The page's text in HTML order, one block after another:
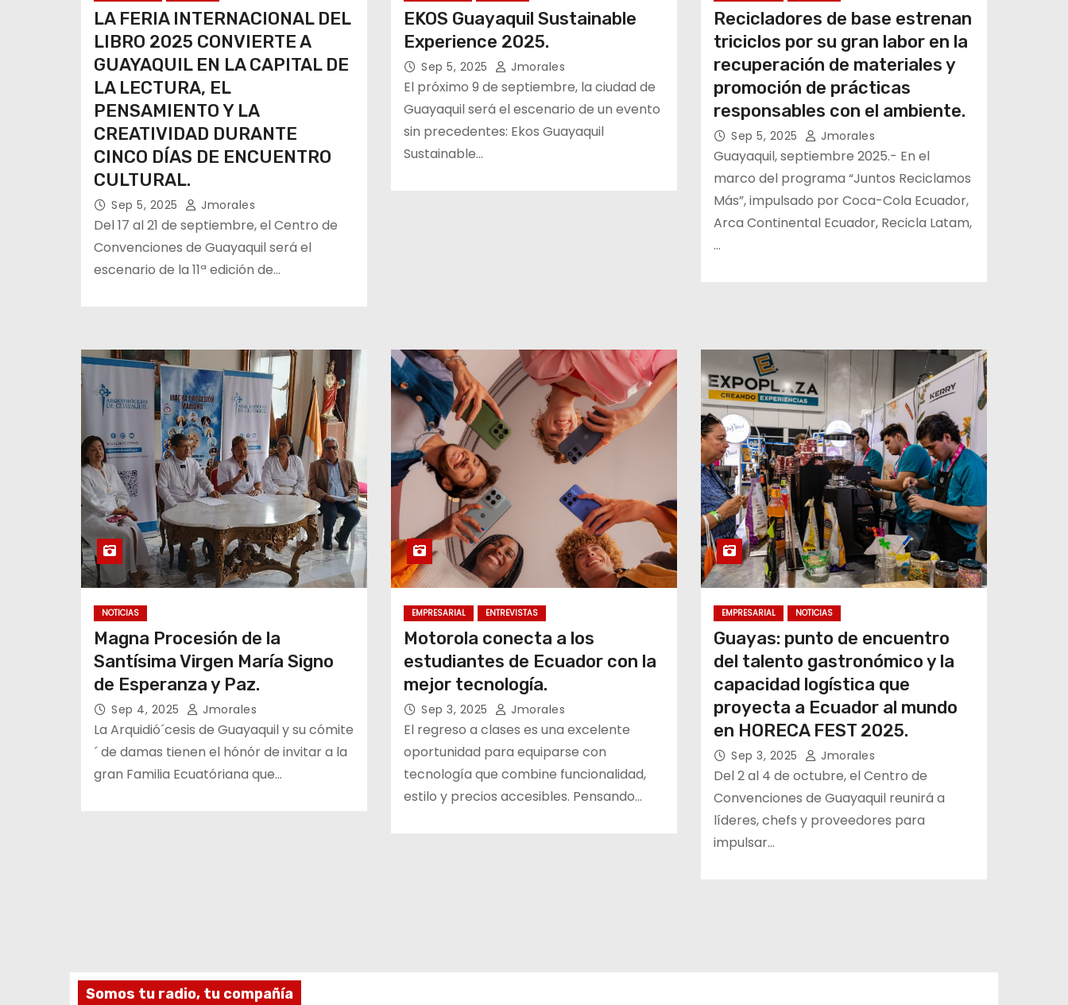
LA FERIA INTERNACIONAL DEL
LIBRO 2025 CONVIERTE A
GUAYAQUIL EN LA CAPITAL DE
LA LECTURA, EL
PENSAMIENTO Y LA
CREATIVIDAD DURANTE
CINCO DÍAS DE ENCUENTRO
CULTURAL.
Sep 5, 2025 Jmorales
Del 17 al 21 de septiembre, el Centro de
Convenciones de Guayaquil será el
escenario de la 11ª edición de…
EKOS Guayaquil Sustainable
Experience 2025.
Sep 5, 2025 Jmorales
El próximo 9 de septiembre, la ciudad de
Guayaquil será el escenario de un evento
sin precedentes: Ekos Guayaquil
Sustainable…
Recicladores de base estrenan
triciclos por su gran labor en la
recuperación de materiales y
promoción de prácticas
responsables con el ambiente.
Sep 5, 2025 Jmorales
Guayaquil, septiembre 2025.- En el
marco del programa “Juntos Reciclamos
Más”, impulsado por Coca-Cola Ecuador,
Arca Continental Ecuador, Recicla Latam,
…
NOTICIAS
Magna Procesión de la
Santísima Virgen María Signo
de Esperanza y Paz.
Sep 4, 2025 Jmorales
La Arquidió´cesis de Guayaquil y su cómite
´ de damas tienen el hónór de invitar a la
gran Familia Ecuatóriana que…
EMPRESARIAL ENTREVISTAS
Motorola conecta a los
estudiantes de Ecuador con la
mejor tecnología.
Sep 3, 2025 Jmorales
El regreso a clases es una excelente
oportunidad para equiparse con
tecnología que combine funcionalidad,
estilo y precios accesibles. Pensando…
EMPRESARIAL NOTICIAS
Guayas: punto de encuentro
del talento gastronómico y la
capacidad logística que
proyecta a Ecuador al mundo
en HORECA FEST 2025.
Sep 3, 2025 Jmorales
Del 2 al 4 de octubre, el Centro de
Convenciones de Guayaquil reunirá a
líderes, chefs y proveedores para
impulsar…
Somos tu radio, tu compañía